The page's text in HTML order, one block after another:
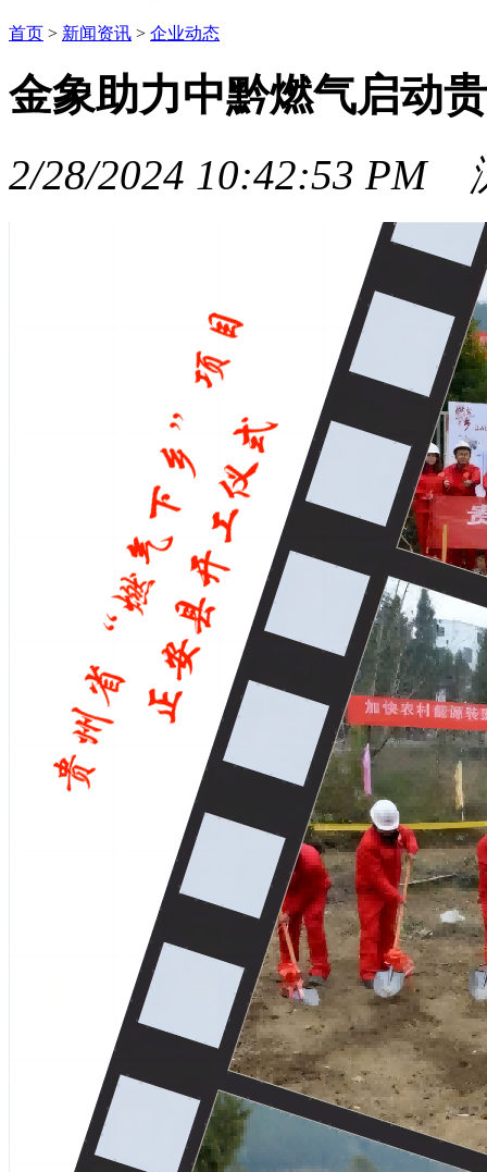
首页 > 新闻资讯 > 企业动态
金象助力中黔燃气启动
2/28/2024 10:42:53 PM